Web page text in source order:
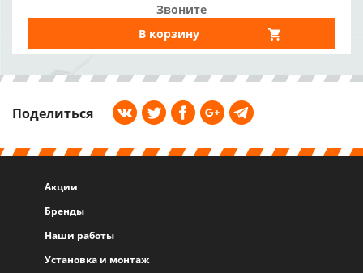
Звоните
В корзину
Поделиться
Акции
Бренды
Наши работы
Установка и монтаж